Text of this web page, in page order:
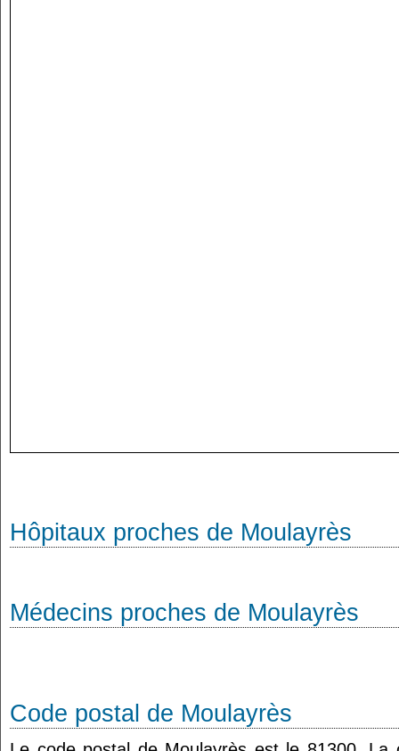
Hôpitaux proches de Moulayrès
Médecins proches de Moulayrès
Code postal de Moulayrès